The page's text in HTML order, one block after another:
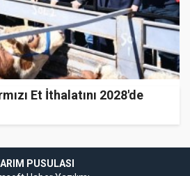
Et İthalatını 2028'de
PUSULASI